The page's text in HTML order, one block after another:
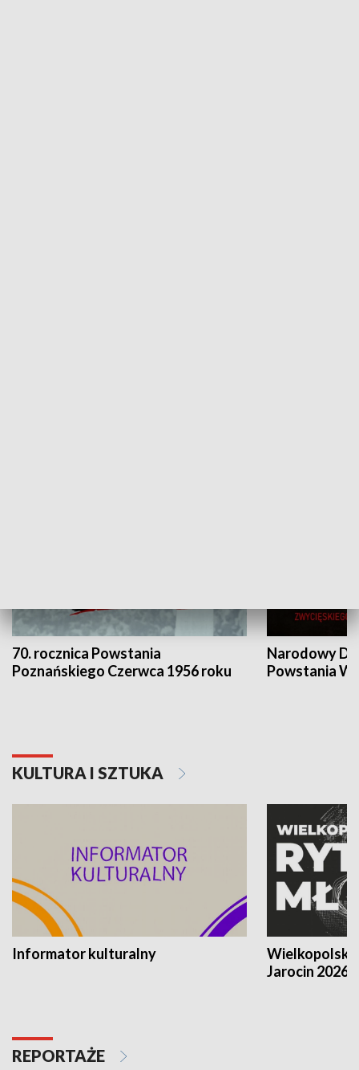
70. rocznica Powstania
Poznańskiego Czerwca 1956 roku
Narodowy
Powstania
KULTURA I SZTUKA
Informator kulturalny
Jarocin 2026
REPORTAŻE